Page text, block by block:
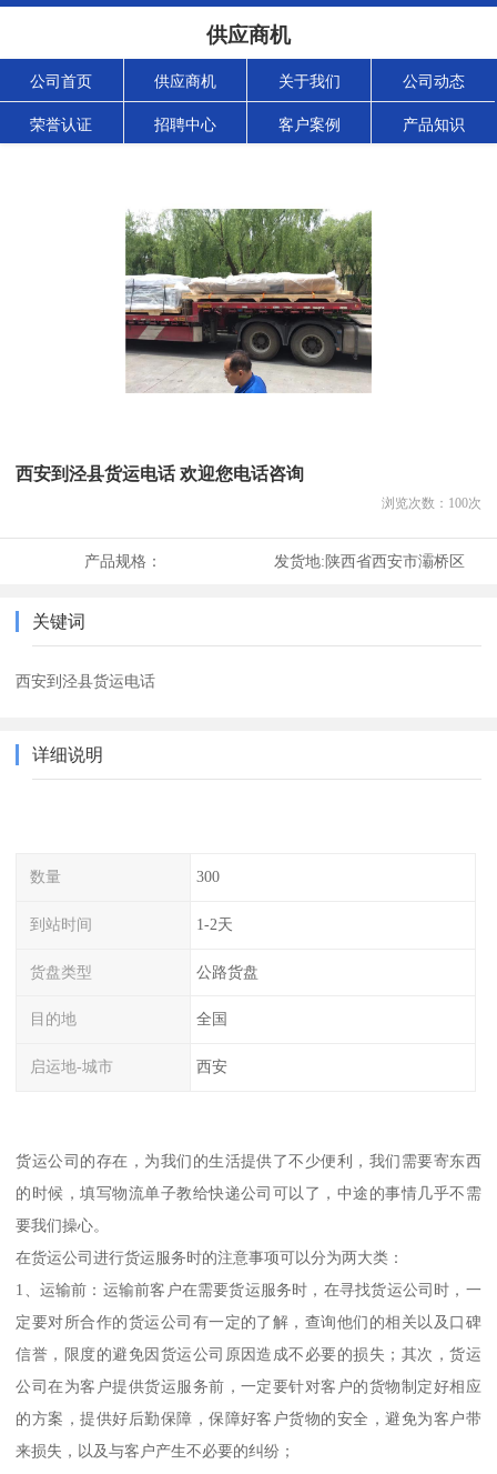
供应商机
公司首页 供应商机 关于我们 公司动态
荣誉认证 招聘中心 客户案例 产品知识
西安到泾县货运电话 欢迎您电话咨询
浏览次数： 100次
产品规格： 发货地:陕西省西安市灞桥区
关键词
西安到泾县货运电话
详细说明
数量 300
到站时间 1-2天
货盘类型 公路货盘
目的地 全国
启运地-城市 西安
货运公司的存在，为我们的生活提供了不少便利，我们需要寄东西
的时候，填写物流单子教给快递公司可以了，中途的事情几乎不需
要我们操心。
在货运公司进行货运服务时的注意事项可以分为两大类：
1、运输前：运输前客户在需要货运服务时，在寻找货运公司时，一
定要对所合作的货运公司有一定的了解，查询他们的相关以及口碑
信誉，限度的避免因货运公司原因造成不必要的损失；其次，货运
公司在为客户提供货运服务前，一定要针对客户的货物制定好相应
的方案，提供好后勤保障，保障好客户货物的安全，避免为客户带
来损失，以及与客户产生不必要的纠纷；